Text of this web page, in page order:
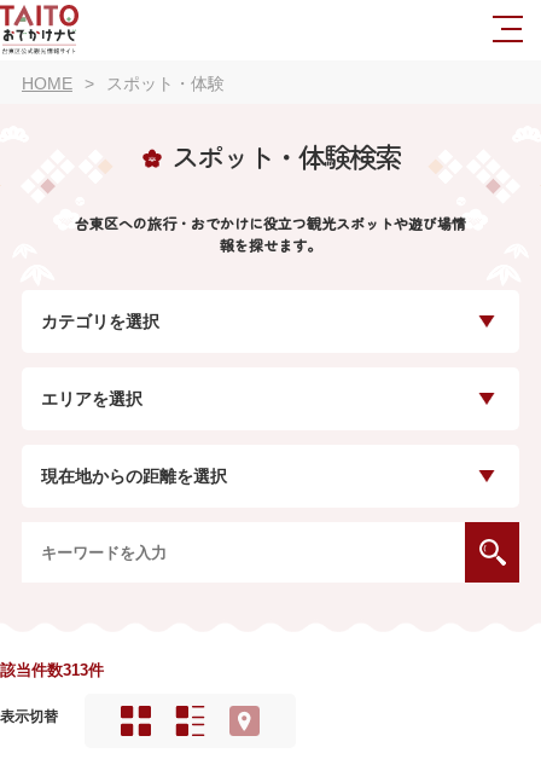
HOME スポット・体験
スポット・体験検索
台東区への旅行・おでかけに役立つ観光スポットや遊び場情
報を探せます。
カテゴリを選択
エリアを選択
現在地からの距離を選択
該当件数313件
表示切替